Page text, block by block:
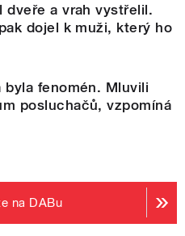
dveře a vrah vystřelil.
dojel k muži, který ho
byla fenomén. Mluvili
posluchačů, vzpomíná
na DABu